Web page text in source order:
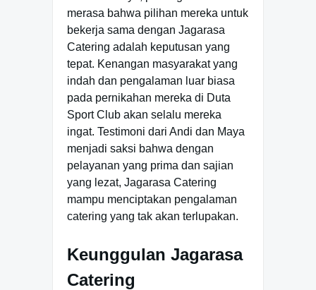
merasa bahwa pilihan mereka untuk
bekerja sama dengan Jagarasa
Catering adalah keputusan yang
tepat. Kenangan masyarakat yang
indah dan pengalaman luar biasa
pada pernikahan mereka di Duta
Sport Club akan selalu mereka
ingat. Testimoni dari Andi dan Maya
menjadi saksi bahwa dengan
pelayanan yang prima dan sajian
yang lezat, Jagarasa Catering
mampu menciptakan pengalaman
catering yang tak akan terlupakan.
Keunggulan Jagarasa
Catering